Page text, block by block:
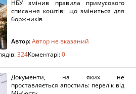
НБУ змінив правила примусового
списання коштів: що зміниться для
боржників
Автор:Автор не вказаний
324Коментарі:0
Документи, на яких не
проставляється апостиль: перелік від